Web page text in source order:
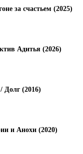
за счастьем (2025)
Адитья (2026)
Долг (2016)
и Анохи (2020)